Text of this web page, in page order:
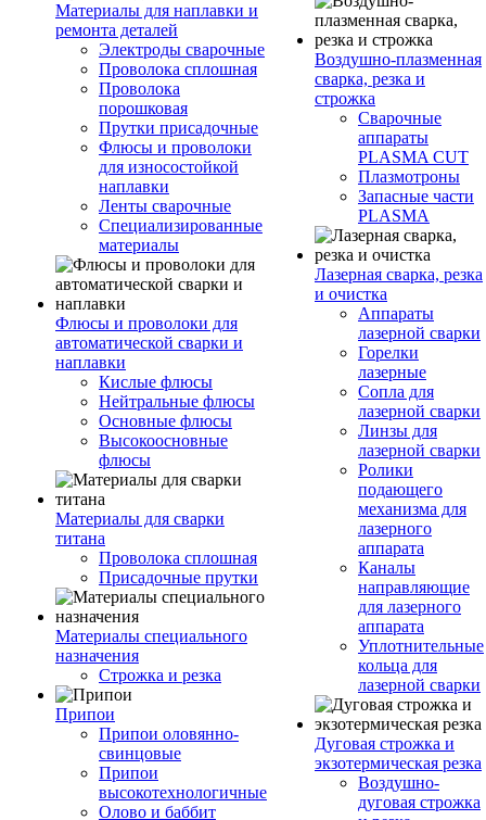
Материалы для наплавки и
ремонта деталей
Электроды сварочные
Проволока сплошная
Проволока
порошковая
Прутки присадочные
Флюсы и проволоки
для износостойкой
наплавки
Ленты сварочные
Специализированные
материалы
Флюсы и проволоки для
автоматической сварки и
наплавки
Кислые флюсы
Нейтральные флюсы
Основные флюсы
Высокоосновные
флюсы
Материалы для сварки
титана
Проволока сплошная
Присадочные прутки
Материалы специального
назначения
Строжка и резка
Припои
Припои оловянно-
свинцовые
Припои
высокотехнологичные
Олово и баббит
Воздушно-плазменная
сварка, резка и
строжка
Сварочные
аппараты
PLASMA CUT
Плазмотроны
Запасные части
PLASMA
Лазерная сварка, резка
и очистка
Аппараты
лазерной сварки
Горелки
лазерные
Сопла для
лазерной сварки
Линзы для
лазерной сварки
Ролики
подающего
механизма для
лазерного
аппарата
Каналы
направляющие
для лазерного
аппарата
Уплотнительные
кольца для
лазерной сварки
Дуговая строжка и
экзотермическая резка
Воздушно-
дуговая строжка